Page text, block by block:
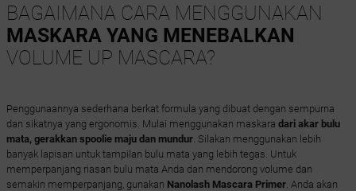
BAGAIMANA CARA MENGGUNAKAN
MASKARA YANG MENEBALKAN
VOLUME UP MASCARA?
Penggunaannya sederhana berkat formula yang dibuat dengan sempurna
dan sikatnya yang ergonomis. Mulai menggunakan maskara dari akar bulu
mata, gerakkan spoolie maju dan mundur. Silakan menggunakan lebih
banyak lapisan untuk tampilan bulu mata yang lebih tegas. Untuk
memperpanjang riasan bulu mata Anda dan mendorong volume dan
semakin memperpanjang, gunakan Nanolash Mascara Primer. Anda akan